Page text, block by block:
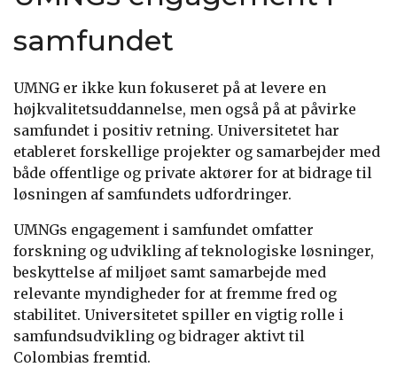
samfundet
UMNG er ikke kun fokuseret på at levere en
højkvalitetsuddannelse, men også på at påvirke
samfundet i positiv retning. Universitetet har
etableret forskellige projekter og samarbejder med
både offentlige og private aktører for at bidrage til
løsningen af samfundets udfordringer.
UMNGs engagement i samfundet omfatter
forskning og udvikling af teknologiske løsninger,
beskyttelse af miljøet samt samarbejde med
relevante myndigheder for at fremme fred og
stabilitet. Universitetet spiller en vigtig rolle i
samfundsudvikling og bidrager aktivt til
Colombias fremtid.